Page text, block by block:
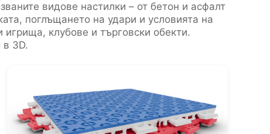
видове настилки – от бетон и асфалт
поглъщането на удари и условията на
клубове и търговски обекти.
в 3D.